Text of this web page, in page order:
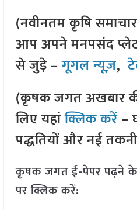
(नवीनतम कृषि
आप अपने मनपसंद
से जुड़े –गूगल न्यूज़,
(कृषक जगत अखबार
लिए यहांक्लिक करें–
पद्धतियों और नई
कृषक जगत ई-पेपर पढ़ने के
पर क्लिक करें: